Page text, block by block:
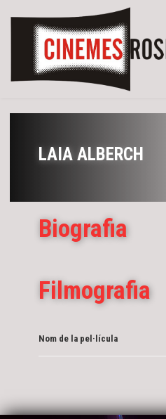
LAIA ALBERCH
Biografia
Filmografia
Nom de la pel·lícula